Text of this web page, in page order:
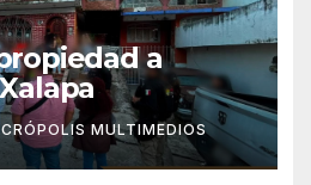
a
MULTIMEDIOS